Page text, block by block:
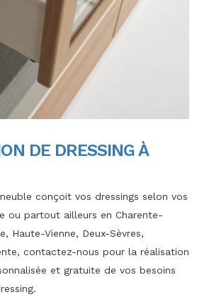
DE DRESSING À
conçoit vos dressings selon vos
ou partout ailleurs en Charente-
Haute-Vienne, Deux-Sèvres,
contactez-nous pour la réalisation
et gratuite de vos besoins